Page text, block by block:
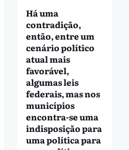
Há uma
contradição,
então, entre um
cenário político
atual mais
favorável,
algumas leis
federais, mas nos
municípios
encontra-se uma
indisposição para
uma política para